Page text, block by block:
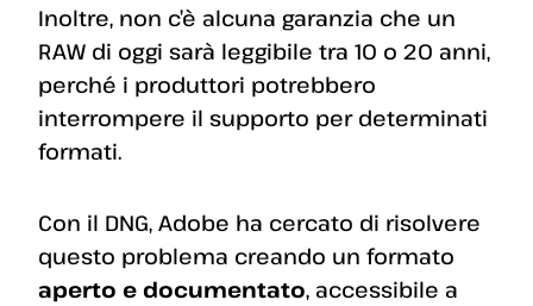
Inoltre, non c’è alcuna garanzia che un
RAW di oggi sarà leggibile tra 10 o 20 anni,
perché i produttori potrebbero
interrompere il supporto per determinati
formati.
Con il DNG, Adobe ha cercato di risolvere
questo problema creando un formato
aperto e documentato, accessibile a